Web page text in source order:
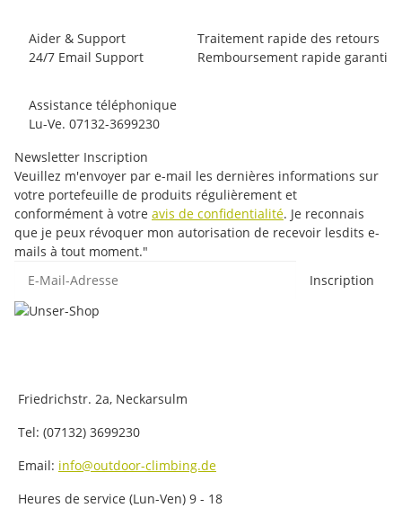
Aider & Support
24/7 Email Support
Traitement rapide des retours
Remboursement rapide garanti
Assistance téléphonique
Lu-Ve. 07132-3699230
Newsletter Inscription
Veuillez m'envoyer par e-mail les dernières informations sur
votre portefeuille de produits régulièrement et
conformément à votre avis de confidentialité. Je reconnais
que je peux révoquer mon autorisation de recevoir lesdits e-
mails à tout moment."
Inscription
Friedrichstr. 2a, Neckarsulm
Tel: (07132) 3699230
Email: info@outdoor-climbing.de
Heures de service (Lun-Ven) 9 - 18